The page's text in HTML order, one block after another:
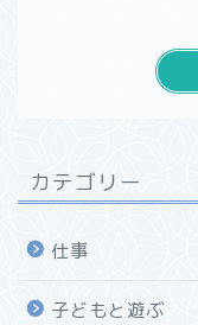
カテゴリー
仕事
子どもと遊ぶ